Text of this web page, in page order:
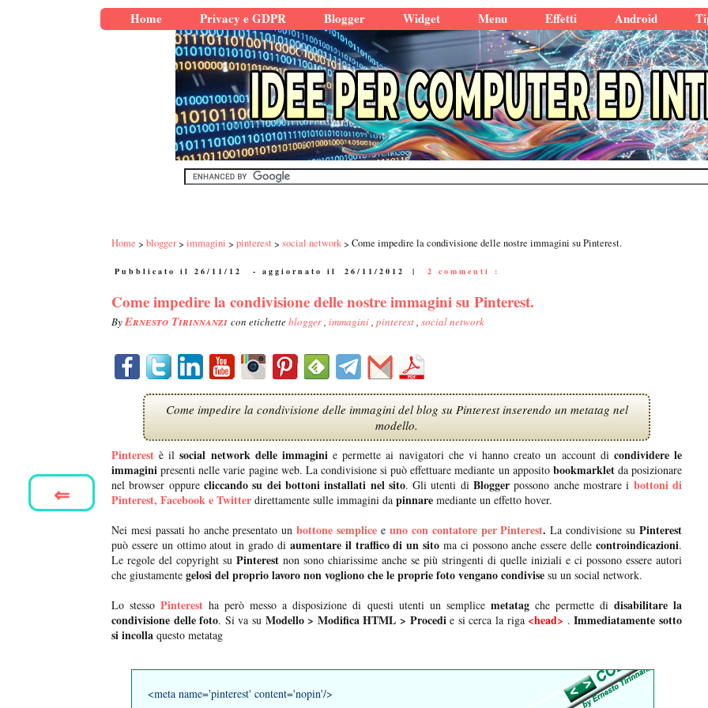
Home Privacy e GDPR Blogger Widget Menu Effetti Android
Home blogger immagini pinterest social network Come impedire la condivisione delle nostre immagini su Pinterest.
Pubblicato il 26/11/12 - aggiornato il 26/11/2012 | 2 commenti :
Come impedire la condivisione delle nostre immagini su Pinterest.
ByErnesto Tirinnanzi con etichetteblogger, immagini, pinterest, social network
Come impedire la condivisione delle immagini del blog su Pinterest inserendo un metatag nel
modello.
Pinterest è ilsocial network delle immaginie permette ai navigatori che vi hanno creato un account dicondividere le
immagini presenti nelle varie pagine web. La condivisione si può effettuare mediante un appositobookmarkletda posizionare
nel browser oppure cliccando su dei bottoni installati nel sito. Gli utenti diBlogger possono anche mostrare i bottoni di
Pinterest, Facebook e Twitter direttamente sulle immagini da pinnare mediante un effetto hover.
Nei mesi passati ho anche presentato unbottone semplice e uno con contatore per Pinterest.La condivisione su Pinterest
può essere un ottimo atout in grado di aumentare il traffico di un sito ma ci possono anche essere dellecontroindicazioni.
Le regole del copyright su Pinterest non sono chiarissime anche se più stringenti di quelle iniziali e ci possono essere autori
che giustamente gelosi del proprio lavoro non vogliono che le proprie fotovengano condivise su un social network.
Lo stesso Pinterest ha però messo a disposizione di questi utenti un semplice metatagche permette di disabilitare la
condivisione delle foto. Si va su Modello > Modifica HTML > Procedie si cerca la riga <head> .Immediatamente sotto
si incolla questo metatag
<meta name='pinterest' content='nopin'/>
⇐